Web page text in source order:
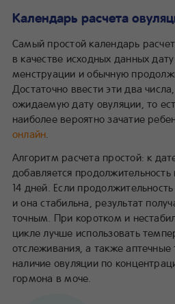
Календарь расчета
Самый простой календарь
в качестве исходных данных
менструации и обычную
Достаточно ввести эти два
ожидаемую дату овуляции, то
наиболее вероятно зачатие
онлайн
Алгоритм расчета простой: к
добавляется
14 дней. Если
и она стабильна, результат
точным. При коротком и
цикле лучше использовать
отслеживания, а также
наличие овуляции по
гормона в моче.